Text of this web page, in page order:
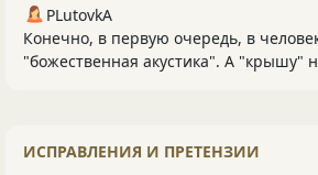
PLutоvkА
Конечно, в первую очередь, в
"божественная акустика". А "крышу"
ИСПРАВЛЕНИЯ И ПРЕТЕНЗИИ